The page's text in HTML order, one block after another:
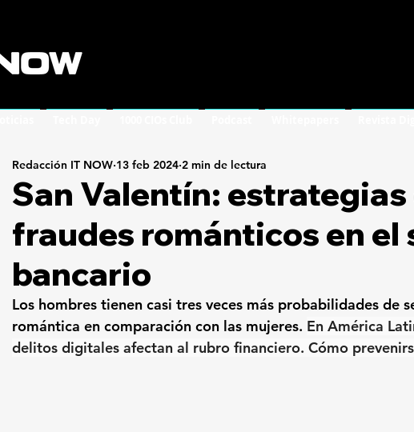
San Valentín:
fraudes románticos en el
bancario
Redacción IT NOW 13 feb 2024 2 min de lectura
Los hombres tienen casi tres veces más probabilidades de
romántica en comparación con las mujeres. En América
delitos digitales afectan al rubro financiero. Cómo